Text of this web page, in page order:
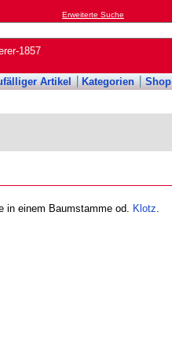
Erweiterte Suche
1857
Artikel Kategorien Shop
in einem Baumstamme od. Klotz